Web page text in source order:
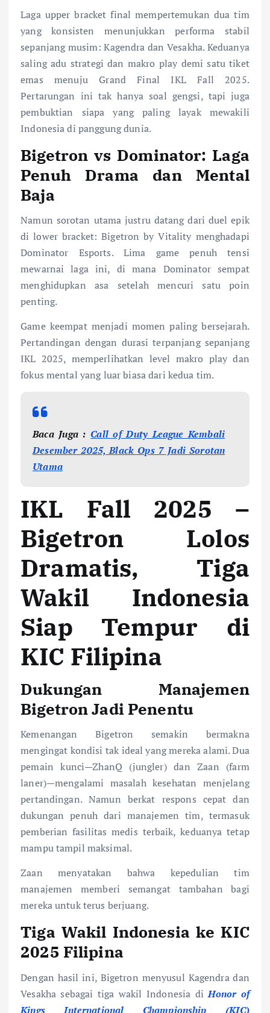
Laga upper bracket final mempertemukan dua tim
yang konsisten menunjukkan performa stabil
sepanjang musim: Kagendra dan Vesakha. Keduanya
saling adu strategi dan makro play demi satu tiket
emas menuju Grand Final IKL Fall 2025.
Pertarungan ini tak hanya soal gengsi, tapi juga
pembuktian siapa yang paling layak mewakili
Indonesia di panggung dunia.
Bigetron vs Dominator: Laga
Penuh Drama dan Mental
Baja
Namun sorotan utama justru datang dari duel epik
di lower bracket: Bigetron by Vitality menghadapi
Dominator Esports. Lima game penuh tensi
mewarnai laga ini, di mana Dominator sempat
menghidupkan asa setelah mencuri satu poin
penting.
Game keempat menjadi momen paling bersejarah.
Pertandingan dengan durasi terpanjang sepanjang
IKL 2025, memperlihatkan level makro play dan
fokus mental yang luar biasa dari kedua tim.
Baca Juga : Call of Duty League Kembali
Desember 2025, Black Ops 7 Jadi Sorotan
Utama
IKL Fall 2025 –
Bigetron Lolos
Dramatis, Tiga
Wakil Indonesia
Siap Tempur di
KIC Filipina
Dukungan Manajemen
Bigetron Jadi Penentu
Kemenangan Bigetron semakin bermakna
mengingat kondisi tak ideal yang mereka alami. Dua
pemain kunci—ZhanQ (jungler) dan Zaan (farm
laner)—mengalami masalah kesehatan menjelang
pertandingan. Namun berkat respons cepat dan
dukungan penuh dari manajemen tim, termasuk
pemberian fasilitas medis terbaik, keduanya tetap
mampu tampil maksimal.
Zaan menyatakan bahwa kepedulian tim
manajemen memberi semangat tambahan bagi
mereka untuk terus berjuang.
Tiga Wakil Indonesia ke KIC
2025 Filipina
Dengan hasil ini, Bigetron menyusul Kagendra dan
Vesakha sebagai tiga wakil Indonesia diHonor of
Kings International Championship (KIC)